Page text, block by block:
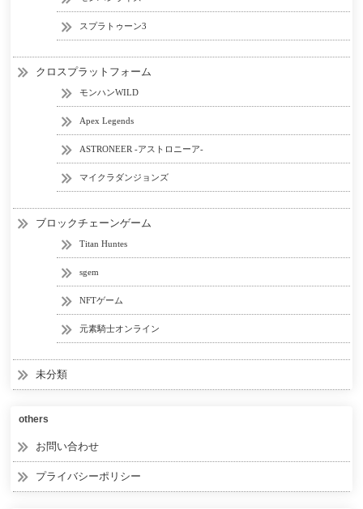
スプラトゥーン3
クロスプラットフォーム
モンハンWILD
Apex Legends
ASTRONEER -アストロニーア-
マイクラダンジョンズ
ブロックチェーンゲーム
Titan Huntes
sgem
NFTゲーム
元素騎士オンライン
未分類
others
お問い合わせ
プライバシーポリシー